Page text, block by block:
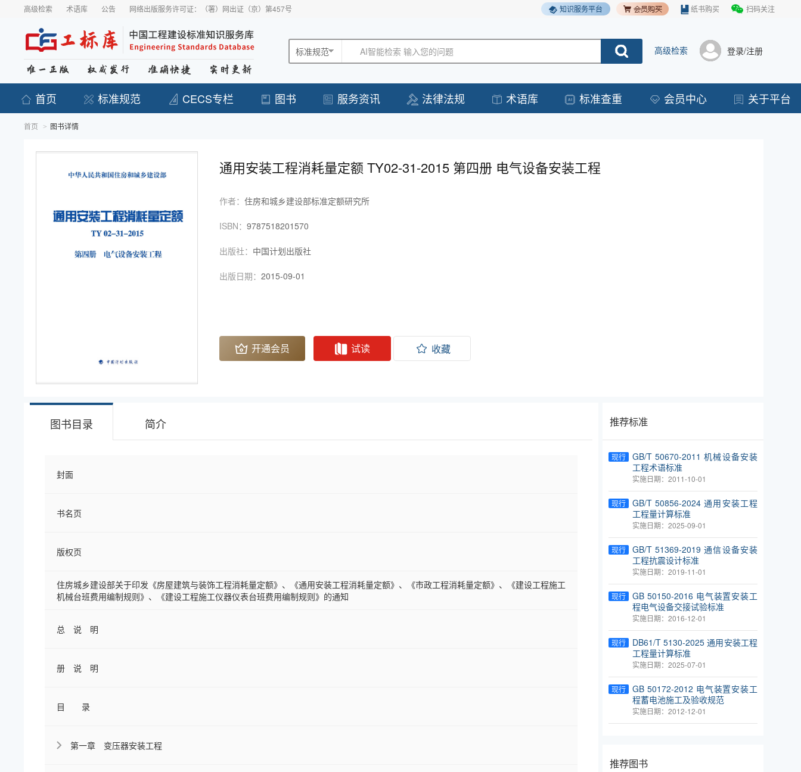
高级检索 术语库 公告 网络出版服务许可证：（署）网出证（京）第457号 知识服务平台 纸书购买 扫码关注
标准规范 AI智能检索 输入您的问题 高级检索 登录/注册
首页 标准规范 CECS专栏 图书 服务资讯 法律法规 术语库 标准查重 会员中心 关于平台
首页 > 图书详情
通用安装工程消耗量定额 TY02-31-2015 第四册 电气设备安装工程
作者： 住房和城乡建设部标准定额研究所
ISBN： 9787518201570
出版社： 中国计划出版社
出版日期： 2015-09-01
开通会员 试读 收藏
图书目录 简介
封面
书名页
版权页
住房城乡建设部关于印发《房屋建筑与装饰工程消耗量定额》、《通用安装工程消耗量定额》、《市政工程消耗量定额》、《建设工程施工
机械台班费用编制规则》、《建设工程施工仪器仪表台班费用编制规则》的通知
总 说 明
册 说 明
目 录
第一章 变压器安装工程
推荐标准
现行
GB/T 50670-2011 机械设备安装
工程术语标准
实施日期：2011-10-01
现行
GB/T 50856-2024 通用安装工程
工程量计算标准
实施日期：2025-09-01
现行
GB/T 51369-2019 通信设备安装
工程抗震设计标准
实施日期：2019-11-01
现行
GB 50150-2016 电气装置安装工
程电气设备交接试验标准
实施日期：2016-12-01
现行
DB61/T 5130-2025 通用安装工程
工程量计算标准
实施日期：2025-07-01
现行
GB 50172-2012 电气装置安装工
程蓄电池施工及验收规范
实施日期：2012-12-01
推荐图书